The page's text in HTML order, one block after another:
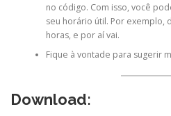
no código. Com isso, você
seu horário útil. Por exemplo,
horas, e por aí vai.
Fique à vontade para sugerir
Download: